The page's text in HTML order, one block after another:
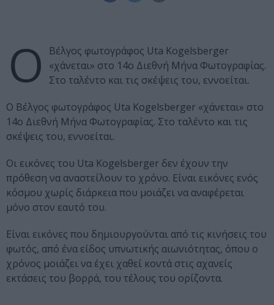
Ο
Βέλγος φωτογράφος Uta Kogelsberger
«χάνεται» στο 14ο Διεθνή Μήνα Φωτογραφίας.
Στο ταλέντο και τις σκέψεις του, εννοείται.
Ο Βέλγος φωτογράφος Uta Kogelsberger «χάνεται» στο
14ο Διεθνή Μήνα Φωτογραφίας. Στο ταλέντο και τις
σκέψεις του, εννοείται.
Οι εικόνες του Uta Kogelsberger δεν έχουν την
πρόθεση να αναστείλουν το χρόνο. Είναι εικόνες ενός
κόσμου χωρίς διάρκεια που μοιάζει να αναφέρεται
μόνο στον εαυτό του.
Είναι εικόνες που δημιουργούνται από τις κινήσεις του
φωτός, από ένα είδος υπνωτικής αιωνιότητας, όπου ο
χρόνος μοιάζει να έχει χαθεί κοντά στις αχανείς
εκτάσεις του βορρά, του τέλους του ορίζοντα.